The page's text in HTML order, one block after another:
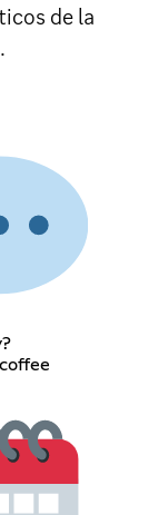
de la